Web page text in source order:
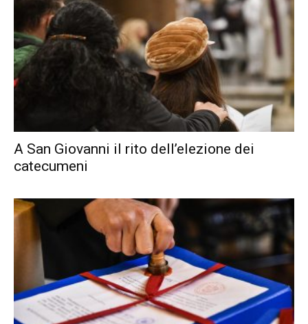
A San Giovanni il rito dell’elezione dei
catecumeni